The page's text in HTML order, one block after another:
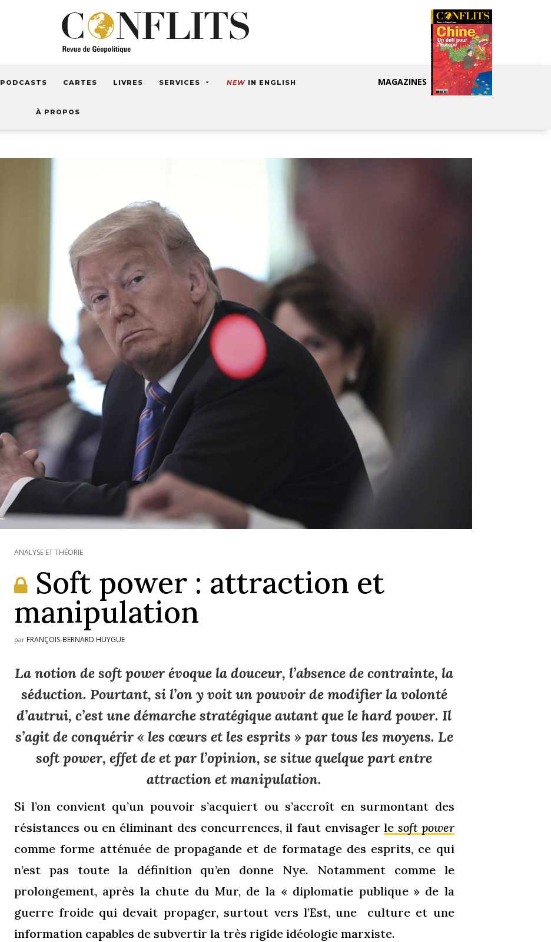
PODCASTS CARTES LIVRES SERVICES NEW IN ENGLISH
À PROPOS
MAGAZINES
ANALYSE ET THÉORIE
Soft power : attraction et
manipulation
par FRANÇOIS-BERNARD HUYGUE
La notion desoft powerévoque la douceur, l’absence de contrainte, la
séduction. Pourtant, si l’on y voit un pouvoir de modifier la volonté
d’autrui, c’est une démarche stratégique autant que lehard power. Il
s’agit de conquérir « les cœurs et les esprits » par tous les moyens. Le
soft power, effet de et par l’opinion, se situe quelque part entre
attraction et manipulation.
Si l’on convient qu’un pouvoir s’acquiert ou s’accroît en surmontant des
résistances ou en éliminant des concurrences, il faut envisagerle soft power
comme forme atténuée de propagande et de formatage des esprits, ce qui
n’est pas toute la définition qu’en donne Nye. Notamment comme le
prolongement, après la chute du Mur, de la « diplomatie publique » de la
guerre froide qui devait propager, surtout vers l’Est, une culture et une
information capables de subvertir la très rigide idéologie marxiste.